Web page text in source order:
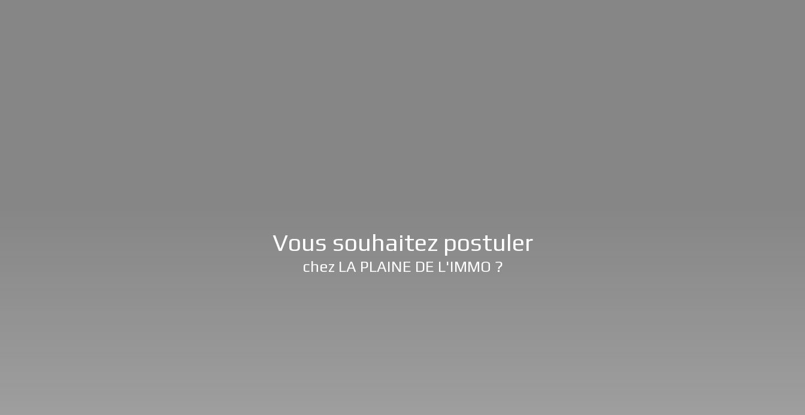
Vous souhaitez postuler
chez LA PLAINE DE L'IMMO ?